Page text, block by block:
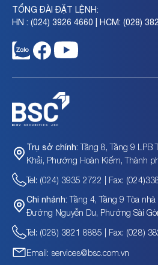
TỔNG ĐÀI ĐẶT LỆNH:
HN : (024) 3926 4660 | HCM: (028)
Trụ sở chính: Tầng 8, Tầng 9 LPB
Khải, Phường Hoàn Kiếm, Thành
Tel: (024) 3935 2722 | Fax:
Chi nhánh: Tầng 4, Tầng 9 Tòa
Đường Nguyễn Du, Phường Sài
Tel: (028) 3821 8885 | Fax: (028)
Email: services@bsc.com.vn